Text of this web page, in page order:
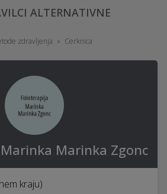
ALTERNATIVNE
zdravljenja Cerknica
Marinka Zgonc
kraju)